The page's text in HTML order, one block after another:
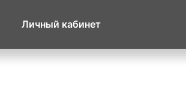
Личный кабинет